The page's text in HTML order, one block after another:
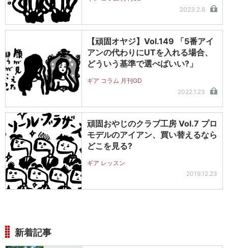
2023.2.8
【頑固オヤジ】Vol.149 「5番アイ
アンの代わりにUTを入れる場合、
どういう基準で選べばいい?」
ギア コラム 月刊GD
2022.1.23
頑固おやじのクラブ工房 Vol.7 プロ
モデルのアイアン、買い替えるなら
どこを見る?
ギア レッスン
2019.12.23
新着記事